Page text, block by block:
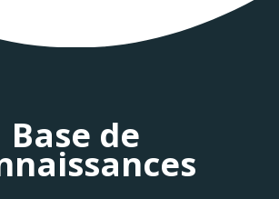
Base de